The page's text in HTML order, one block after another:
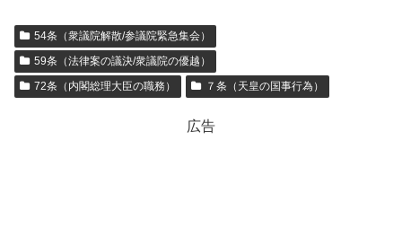
54条（衆議院解散/参議院緊急集会）
59条（法律案の議決/衆議院の優越）
72条（内閣総理大臣の職務）
７条（天皇の国事行為）
広告